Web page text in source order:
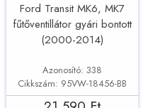
Ford Transit MK6, MK7
fűtőventillátor gyári bontott
(2000-2014)
Azonosító: 338
Cikkszám: 95VW-18456-BB